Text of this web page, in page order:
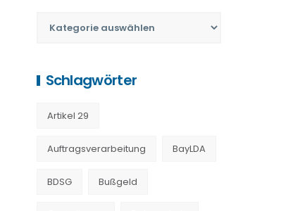
Schlagwörter
Artikel 29
Auftragsverarbeitung BayLDA
BDSG Bußgeld